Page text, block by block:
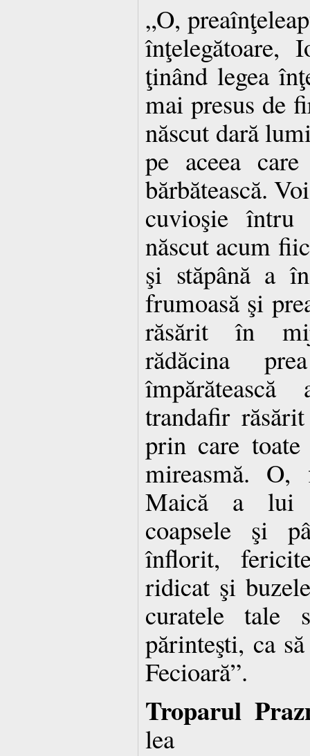
„O,
înţelegătoare,
ţinând legea
mai presus de
născut dară
pe aceea
bărbătească.
cuvioşie întru
născut acum
şi stăpână a
frumoasă şi
răsărit în
rădăcina
trandafir
prin care
mireasmă.
Maică a lui
coapsele şi
înflorit,
ridicat şi
curatele tale
părinteşti, ca
Fecioară”.
Troparul
lea